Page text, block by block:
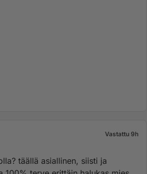
Vastattu 9h
täällä asiallinen, siisti ja